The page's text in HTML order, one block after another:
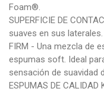
Foam®.
SUPERFICIE DE
suaves en sus laterales.
FIRM - Una mezcla de
espumas soft. Ideal
sensación de suavidad
ESPUMAS DE CALIDAD